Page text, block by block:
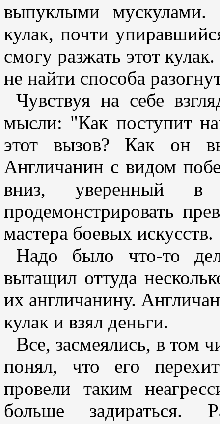
выпуклыми
кулак, почти
смогу разжать этот
не найти способа
Чувствуя на себе
мысли: "Как поступит
этот вызов? Как он
Англичанин с видом
вниз, уверенный
продемонстрировать
мастера боевых искусств.
Надо было что-то
вытащил оттуда
их англичанину.
кулак и взял деньги.
Все, засмеялись, в том
понял, что его
провели таким
больше задираться.